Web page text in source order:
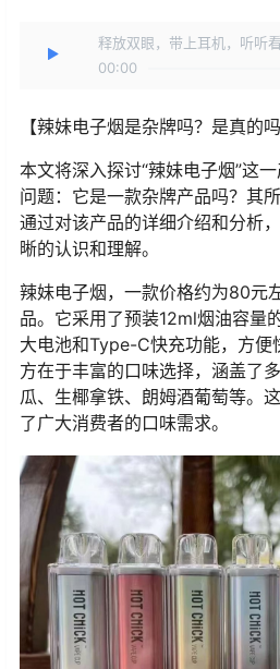
释放双眼，带上耳机，听听看
00:00
【辣妹电子烟是杂牌吗？是真的
本文将深入探讨“辣妹电子烟”这
问题：它是一款杂牌产品吗？其
通过对该产品的详细介绍和分析
晰的认识和理解。
辣妹电子烟，一款价格约为80元
品。它采用了预装12ml烟油容量
大电池和Type-C快充功能，方便
方在于丰富的口味选择，涵盖了
瓜、生椰拿铁、朗姆酒葡萄等。
了广大消费者的口味需求。